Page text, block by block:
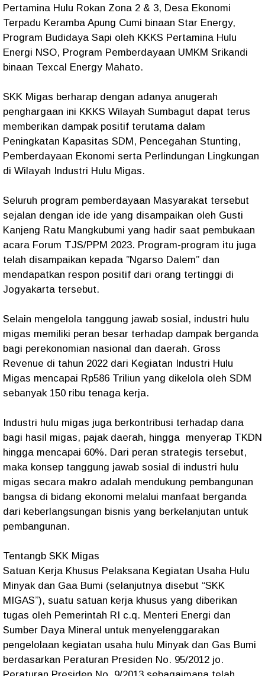
Pertamina Hulu Rokan Zona 2 & 3, Desa Ekonomi
Terpadu Keramba Apung Cumi binaan Star Energy,
Program Budidaya Sapi oleh KKKS Pertamina Hulu
Energi NSO, Program Pemberdayaan UMKM Srikandi
binaan Texcal Energy Mahato.
SKK Migas berharap dengan adanya anugerah
penghargaan ini KKKS Wilayah Sumbagut dapat terus
memberikan dampak positif terutama dalam
Peningkatan Kapasitas SDM, Pencegahan Stunting,
Pemberdayaan Ekonomi serta Perlindungan Lingkungan
di Wilayah Industri Hulu Migas.
Seluruh program pemberdayaan Masyarakat tersebut
sejalan dengan ide ide yang disampaikan oleh Gusti
Kanjeng Ratu Mangkubumi yang hadir saat pembukaan
acara Forum TJS/PPM 2023. Program-program itu juga
telah disampaikan kepada ”Ngarso Dalem” dan
mendapatkan respon positif dari orang tertinggi di
Jogyakarta tersebut.
Selain mengelola tanggung jawab sosial, industri hulu
migas memiliki peran besar terhadap dampak berganda
bagi perekonomian nasional dan daerah. Gross
Revenue di tahun 2022 dari Kegiatan Industri Hulu
Migas mencapai Rp586 Triliun yang dikelola oleh SDM
sebanyak 150 ribu tenaga kerja.
Industri hulu migas juga berkontribusi terhadap dana
bagi hasil migas, pajak daerah, hingga menyerap TKDN
hingga mencapai 60%. Dari peran strategis tersebut,
maka konsep tanggung jawab sosial di industri hulu
migas secara makro adalah mendukung pembangunan
bangsa di bidang ekonomi melalui manfaat berganda
dari keberlangsungan bisnis yang berkelanjutan untuk
pembangunan.
Tentangb SKK Migas
Satuan Kerja Khusus Pelaksana Kegiatan Usaha Hulu
Minyak dan Gaa Bumi (selanjutnya disebut “SKK
MIGAS”), suatu satuan kerja khusus yang diberikan
tugas oleh Pemerintah RI c.q. Menteri Energi dan
Sumber Daya Mineral untuk menyelenggarakan
pengelolaan kegiatan usaha hulu Minyak dan Gas Bumi
berdasarkan Peraturan Presiden No. 95/2012 jo.